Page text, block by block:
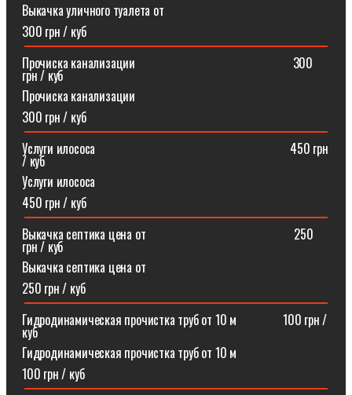
Выкачка уличного туалета от
300 грн / куб
Прочиска канализации⠀⠀⠀⠀⠀⠀⠀⠀⠀⠀⠀⠀⠀⠀⠀⠀⠀300
грн / куб
Прочиска канализации
300 грн / куб
Услуги илососа⠀⠀⠀⠀⠀⠀⠀⠀⠀⠀⠀⠀⠀⠀⠀⠀⠀⠀⠀⠀⠀450 грн
/ куб
Услуги илососа
450 грн / куб
Выкачка септика цена от⠀⠀⠀⠀⠀⠀⠀⠀⠀⠀⠀⠀⠀⠀⠀⠀250
грн / куб
Выкачка септика цена от
250 грн / куб
Гидродинамическая прочистка труб от 10 м⠀⠀⠀⠀⠀100 грн /
куб
Гидродинамическая прочистка труб от 10 м
100 грн / куб